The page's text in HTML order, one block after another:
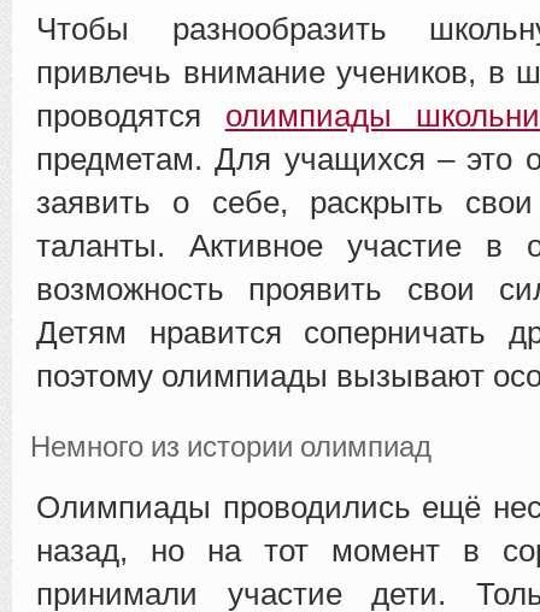
Чтобы разнообразить
привлечь внимание учеников, в
проводятся олимпиады
предметам. Для учащихся – это
заявить о себе, раскрыть
таланты. Активное участие в
возможность проявить свои
Детям нравится соперничать
поэтому олимпиады вызывают
Немного из истории олимпиад
Олимпиады проводились ещё
назад, но на тот момент в
принимали участие дети.